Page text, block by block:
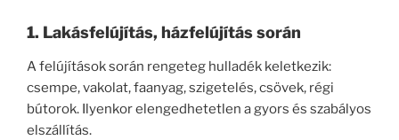
1. Lakásfelújítás, házfelújítás során
A felújítások során rengeteg hulladék keletkezik:
csempe, vakolat, faanyag, szigetelés, csövek, régi
bútorok. Ilyenkor elengedhetetlen a gyors és szabályos
elszállítás.